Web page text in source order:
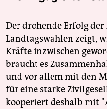
Der drohende Erfolg
Landtagswahlen zeigt,
Kräfte inzwischen
braucht es
und vor allem mit den
für eine starke
kooperiert deshalb mit